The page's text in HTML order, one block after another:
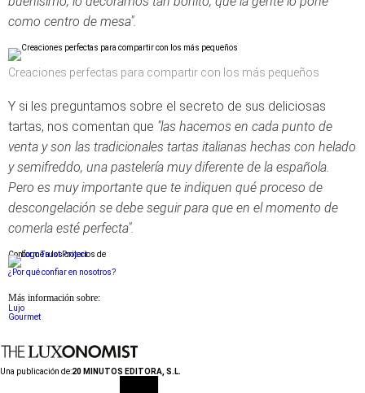
como centro de mesa".
Creaciones perfectas para compartir con los más pequeños
Y si les preguntamos sobre el secreto de sus deliciosas
tartas, nos comentan que "las hacemos en cada punto de
venta y son las tradicionales tartas italianas hechas con helado
y semifreddo, una pastelería muy diferente de la española.
Pero es muy importante que te indiquen qué proceso de
descongelación se debe seguir para que en el momento de
comerla esté perfecta".
Conforme a los criterios de
¿Por qué confiar en nosotros?
Más información sobre:
Lujo
Gourmet
Una publicación de:20 MINUTOS EDITORA, S.L.